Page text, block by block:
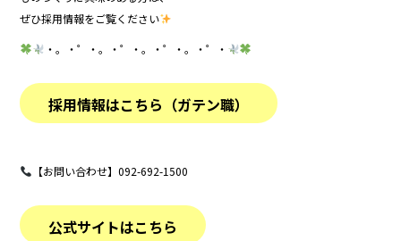
ぜひ採用情報をご覧ください
・。・゜・。・゜・。・゜・。・゜・
採用情報はこちら（ガテン職）
【お問い合わせ】092-692-1500
公式サイトはこちら